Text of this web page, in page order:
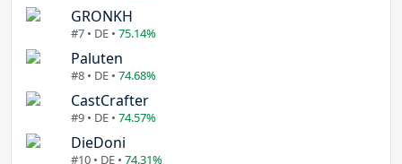
GRONKH
#7 • DE • 75.14%
Paluten
#8 • DE • 74.68%
CastCrafter
#9 • DE • 74.57%
DieDoni
#10 • DE • 74.31%